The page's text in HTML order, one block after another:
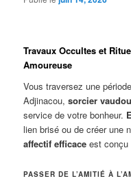
Travaux Occultes et
Amoureuse
Vous traversez une
Adjinacou,sorcier
service de votre bonheur.
lien brisé ou de créer une
affectif efficace est conçu
PASSER DE L’AMITIÉ À